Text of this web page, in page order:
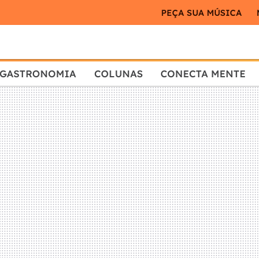
PEÇA SUA MÚSICA
GASTRONOMIA COLUNAS CONECTA MENTE